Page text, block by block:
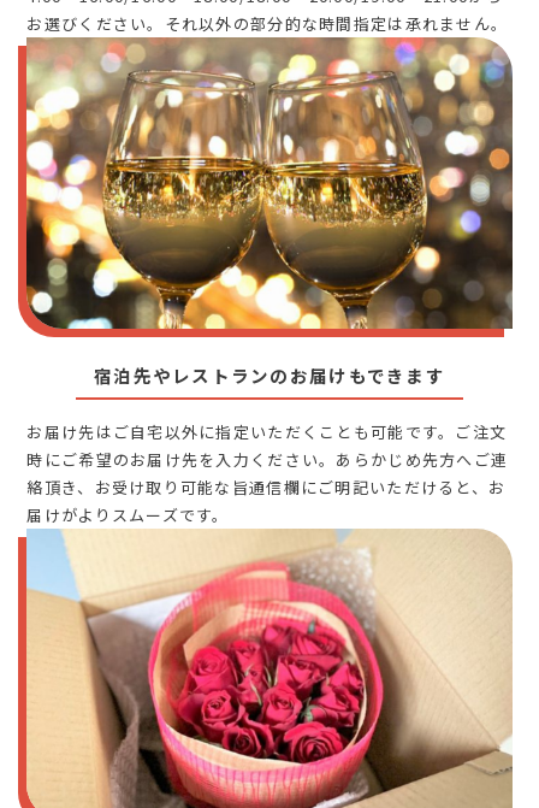
お選びください。それ以外の部分的な時間指定は承れません。
宿泊先やレストランのお届けもできます
お届け先はご自宅以外に指定いただくことも可能です。ご注文
時にご希望のお届け先を入力ください。あらかじめ先方へご連
絡頂き、お受け取り可能な旨通信欄にご明記いただけると、お
届けがよりスムーズです。